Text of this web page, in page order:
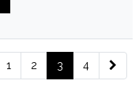
1 2 3 4